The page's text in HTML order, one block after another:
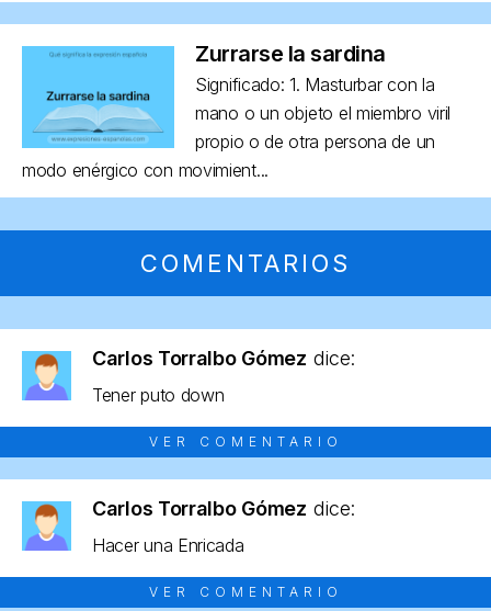
Zurrarse la sardina
Significado: 1. Masturbar con la
mano o un objeto el miembro viril
propio o de otra persona de un
modo enérgico con movimient...
COMENTARIOS
Carlos Torralbo Gómez dice:
Tener puto down
VER COMENTARIO
Carlos Torralbo Gómez dice:
Hacer una Enricada
VER COMENTARIO